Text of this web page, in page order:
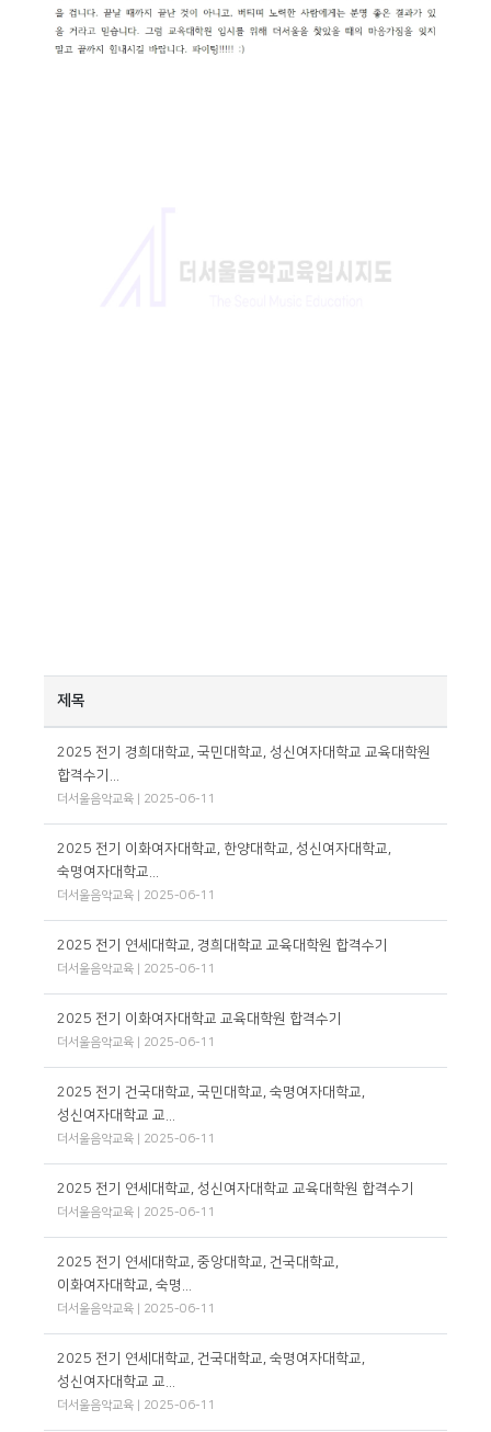
제목
2025 전기 경희대학교, 국민대학교, 성신여자대학교 교육대학원
합격수기...
더서울음악교육 | 2025-06-11
2025 전기 이화여자대학교, 한양대학교, 성신여자대학교,
숙명여자대학교...
더서울음악교육 | 2025-06-11
2025 전기 연세대학교, 경희대학교 교육대학원 합격수기
더서울음악교육 | 2025-06-11
2025 전기 이화여자대학교 교육대학원 합격수기
더서울음악교육 | 2025-06-11
2025 전기 건국대학교, 국민대학교, 숙명여자대학교,
성신여자대학교 교...
더서울음악교육 | 2025-06-11
2025 전기 연세대학교, 성신여자대학교 교육대학원 합격수기
더서울음악교육 | 2025-06-11
2025 전기 연세대학교, 중앙대학교, 건국대학교,
이화여자대학교, 숙명...
더서울음악교육 | 2025-06-11
2025 전기 연세대학교, 건국대학교, 숙명여자대학교,
성신여자대학교 교...
더서울음악교육 | 2025-06-11